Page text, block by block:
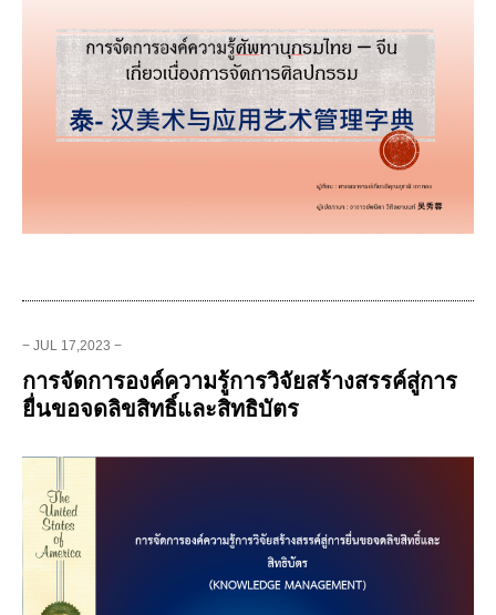
− JUL 17,2023 −
การจัดการองค์ความรู้การวิจัยสร้างสรรค์สู่การ
ยื่นขอจดลิขสิทธิ์และสิทธิบัตร